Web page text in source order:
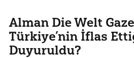
Alman Die Welt
Türkiye’nin İflas
Duyuruldu?